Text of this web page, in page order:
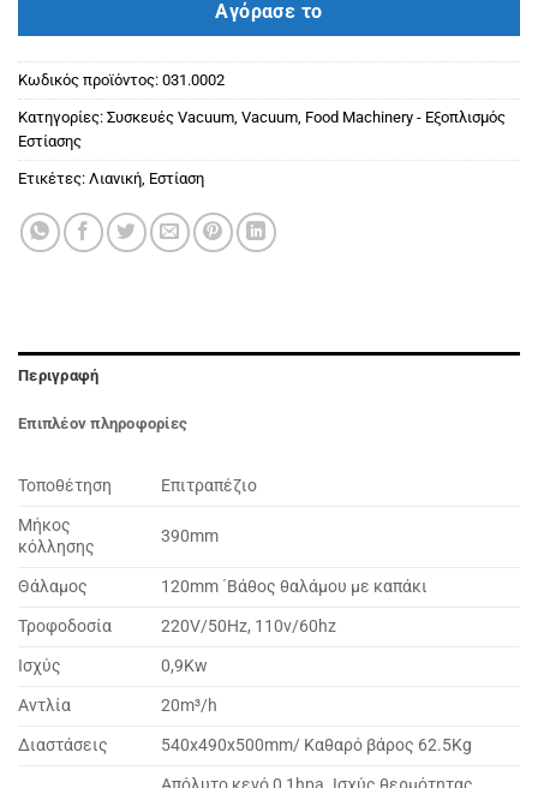
Αγόρασε το
Κωδικός προϊόντος: 031.0002
Κατηγορίες: Συσκευές Vacuum, Vacuum, Food Machinery - Εξοπλισμός
Εστίασης
Ετικέτες: Λιανική, Εστίαση
Περιγραφή
Επιπλέον πληροφορίες
Τοποθέτηση
Επιτραπέζιο
Μήκος
κόλλησης
390mm
Θάλαμος
120mm ΄Βάθος θαλάμου με καπάκι
Τροφοδοσία
220V/50Hz, 110v/60hz
Ισχύς
0,9Kw
Αντλία
20m³/h
Διαστάσεις
540x490x500mm/ Καθαρό βάρος 62.5Kg